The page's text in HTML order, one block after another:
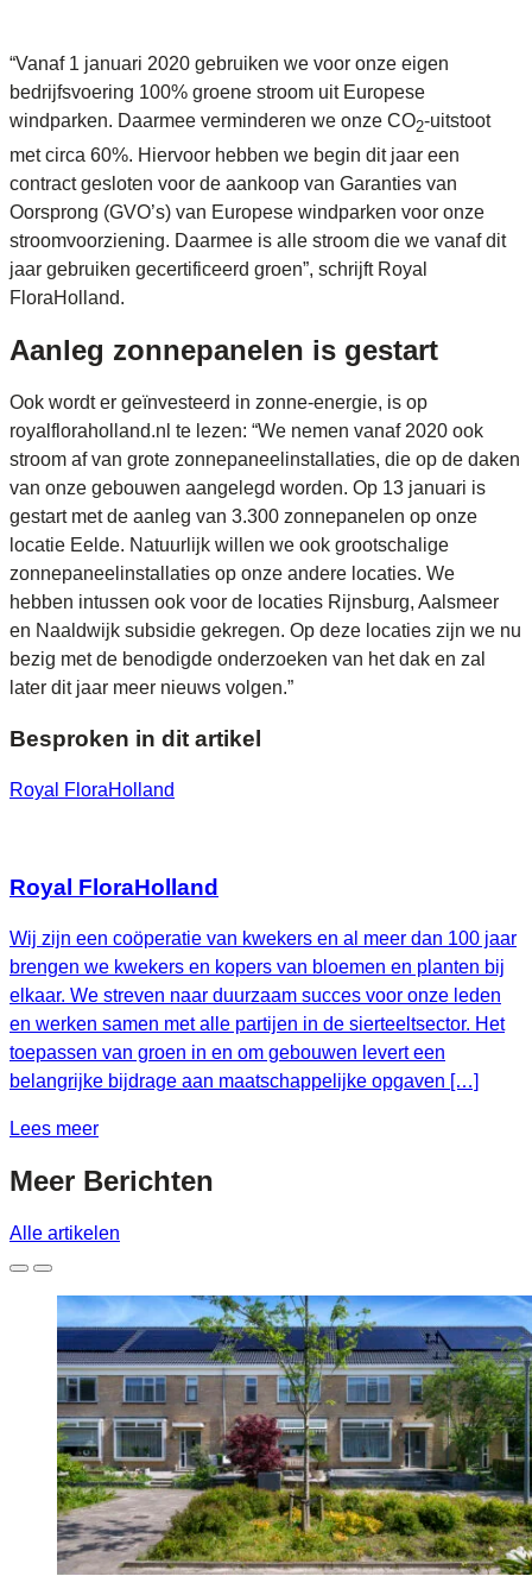
“Vanaf 1 januari 2020 gebruiken we voor onze eigen
bedrijfsvoering 100% groene stroom uit Europese
windparken. Daarmee verminderen we onze CO2-uitstoot
met circa 60%. Hiervoor hebben we begin dit jaar een
contract gesloten voor de aankoop van Garanties van
Oorsprong (GVO’s) van Europese windparken voor onze
stroomvoorziening. Daarmee is alle stroom die we vanaf dit
jaar gebruiken gecertificeerd groen”, schrijft Royal
FloraHolland.
Aanleg zonnepanelen is gestart
Ook wordt er geïnvesteerd in zonne-energie, is op
royalfloraholland.nl te lezen: “We nemen vanaf 2020 ook
stroom af van grote zonnepaneelinstallaties, die op de daken
van onze gebouwen aangelegd worden. Op 13 januari is
gestart met de aanleg van 3.300 zonnepanelen op onze
locatie Eelde. Natuurlijk willen we ook grootschalige
zonnepaneelinstallaties op onze andere locaties. We
hebben intussen ook voor de locaties Rijnsburg, Aalsmeer
en Naaldwijk subsidie gekregen. Op deze locaties zijn we nu
bezig met de benodigde onderzoeken van het dak en zal
later dit jaar meer nieuws volgen.”
Besproken in dit artikel
Royal FloraHolland
Royal FloraHolland
Wij zijn een coöperatie van kwekers en al meer dan 100 jaar
brengen we kwekers en kopers van bloemen en planten bij
elkaar. We streven naar duurzaam succes voor onze leden
en werken samen met alle partijen in de sierteeltsector. Het
toepassen van groen in en om gebouwen levert een
belangrijke bijdrage aan maatschappelijke opgaven […]
Lees meer
Meer Berichten
Alle artikelen